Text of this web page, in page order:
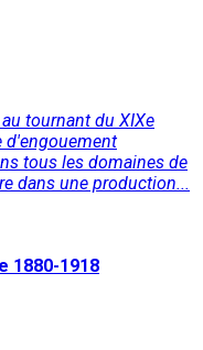
tournant du XIXe
d'engouement
tous les domaines de
dans une production...
1880-1918